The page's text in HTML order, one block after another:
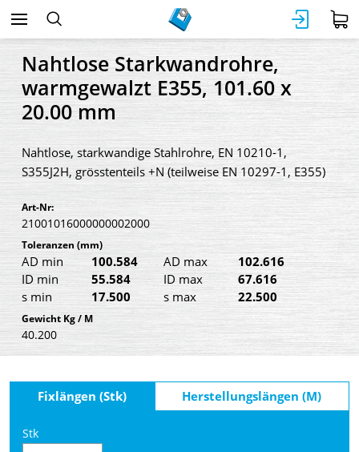
Nahtlose Starkwandrohre,
warmgewalzt E355, 101.60 x
20.00 mm
Nahtlose, starkwandige Stahlrohre, EN 10210-1,
S355J2H, grösstenteils +N (teilweise EN 10297-1, E355)
Art-Nr:
21001016000000002000
Toleranzen (mm)
AD min 100.584 AD max
102.616
ID min
55.584 ID max
67.616
s min
17.500 s max 22.500
Gewicht Kg / M
40.200
Fixlängen (Stk) Herstellungslängen (M)
Stk